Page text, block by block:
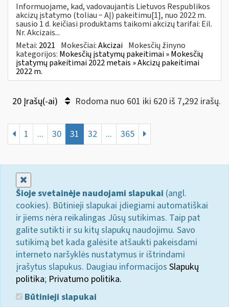
Informuojame, kad, vadovaujantis Lietuvos Respublikos
akcizų įstatymo (toliau − AĮ) pakeitimu[1], nuo 2022 m.
sausio 1 d. keičiasi produktams taikomi akcizų tarifai: Eil.
Nr. Akcizais...
Metai: 2021 Mokesčiai:Akcizai Mokesčių žinyno
kategorijos: Mokesčių įstatymų pakeitimai » Mokesčių
įstatymų pakeitimai 2022 metais » Akcizų pakeitimai
2022 m.
20 Įrašų(-ai) Rodoma nuo 601 iki 620 iš 7,292 irašų.
1 ... 30 31 32 ... 365
Šioje svetainėje naudojami slapukai (angl.
cookies). Būtinieji slapukai įdiegiami automatiškai
ir jiems nėra reikalingas Jūsų sutikimas. Taip pat
galite sutikti ir su kitų slapukų naudojimu. Savo
sutikimą bet kada galėsite atšaukti pakeisdami
interneto naršyklės nustatymus ir ištrindami
įrašytus slapukus. Daugiau informacijos Slapukų
politika; Privatumo politika.
Būtinieji slapukai